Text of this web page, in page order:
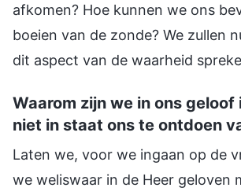
afkomen? Hoe kunnen we ons
boeien van de zonde? We zullen
dit aspect van de waarheid
Waarom zijn we in ons geloof
niet in staat ons te ontdoen
Laten we, voor we ingaan op de
we weliswaar in de Heer geloven